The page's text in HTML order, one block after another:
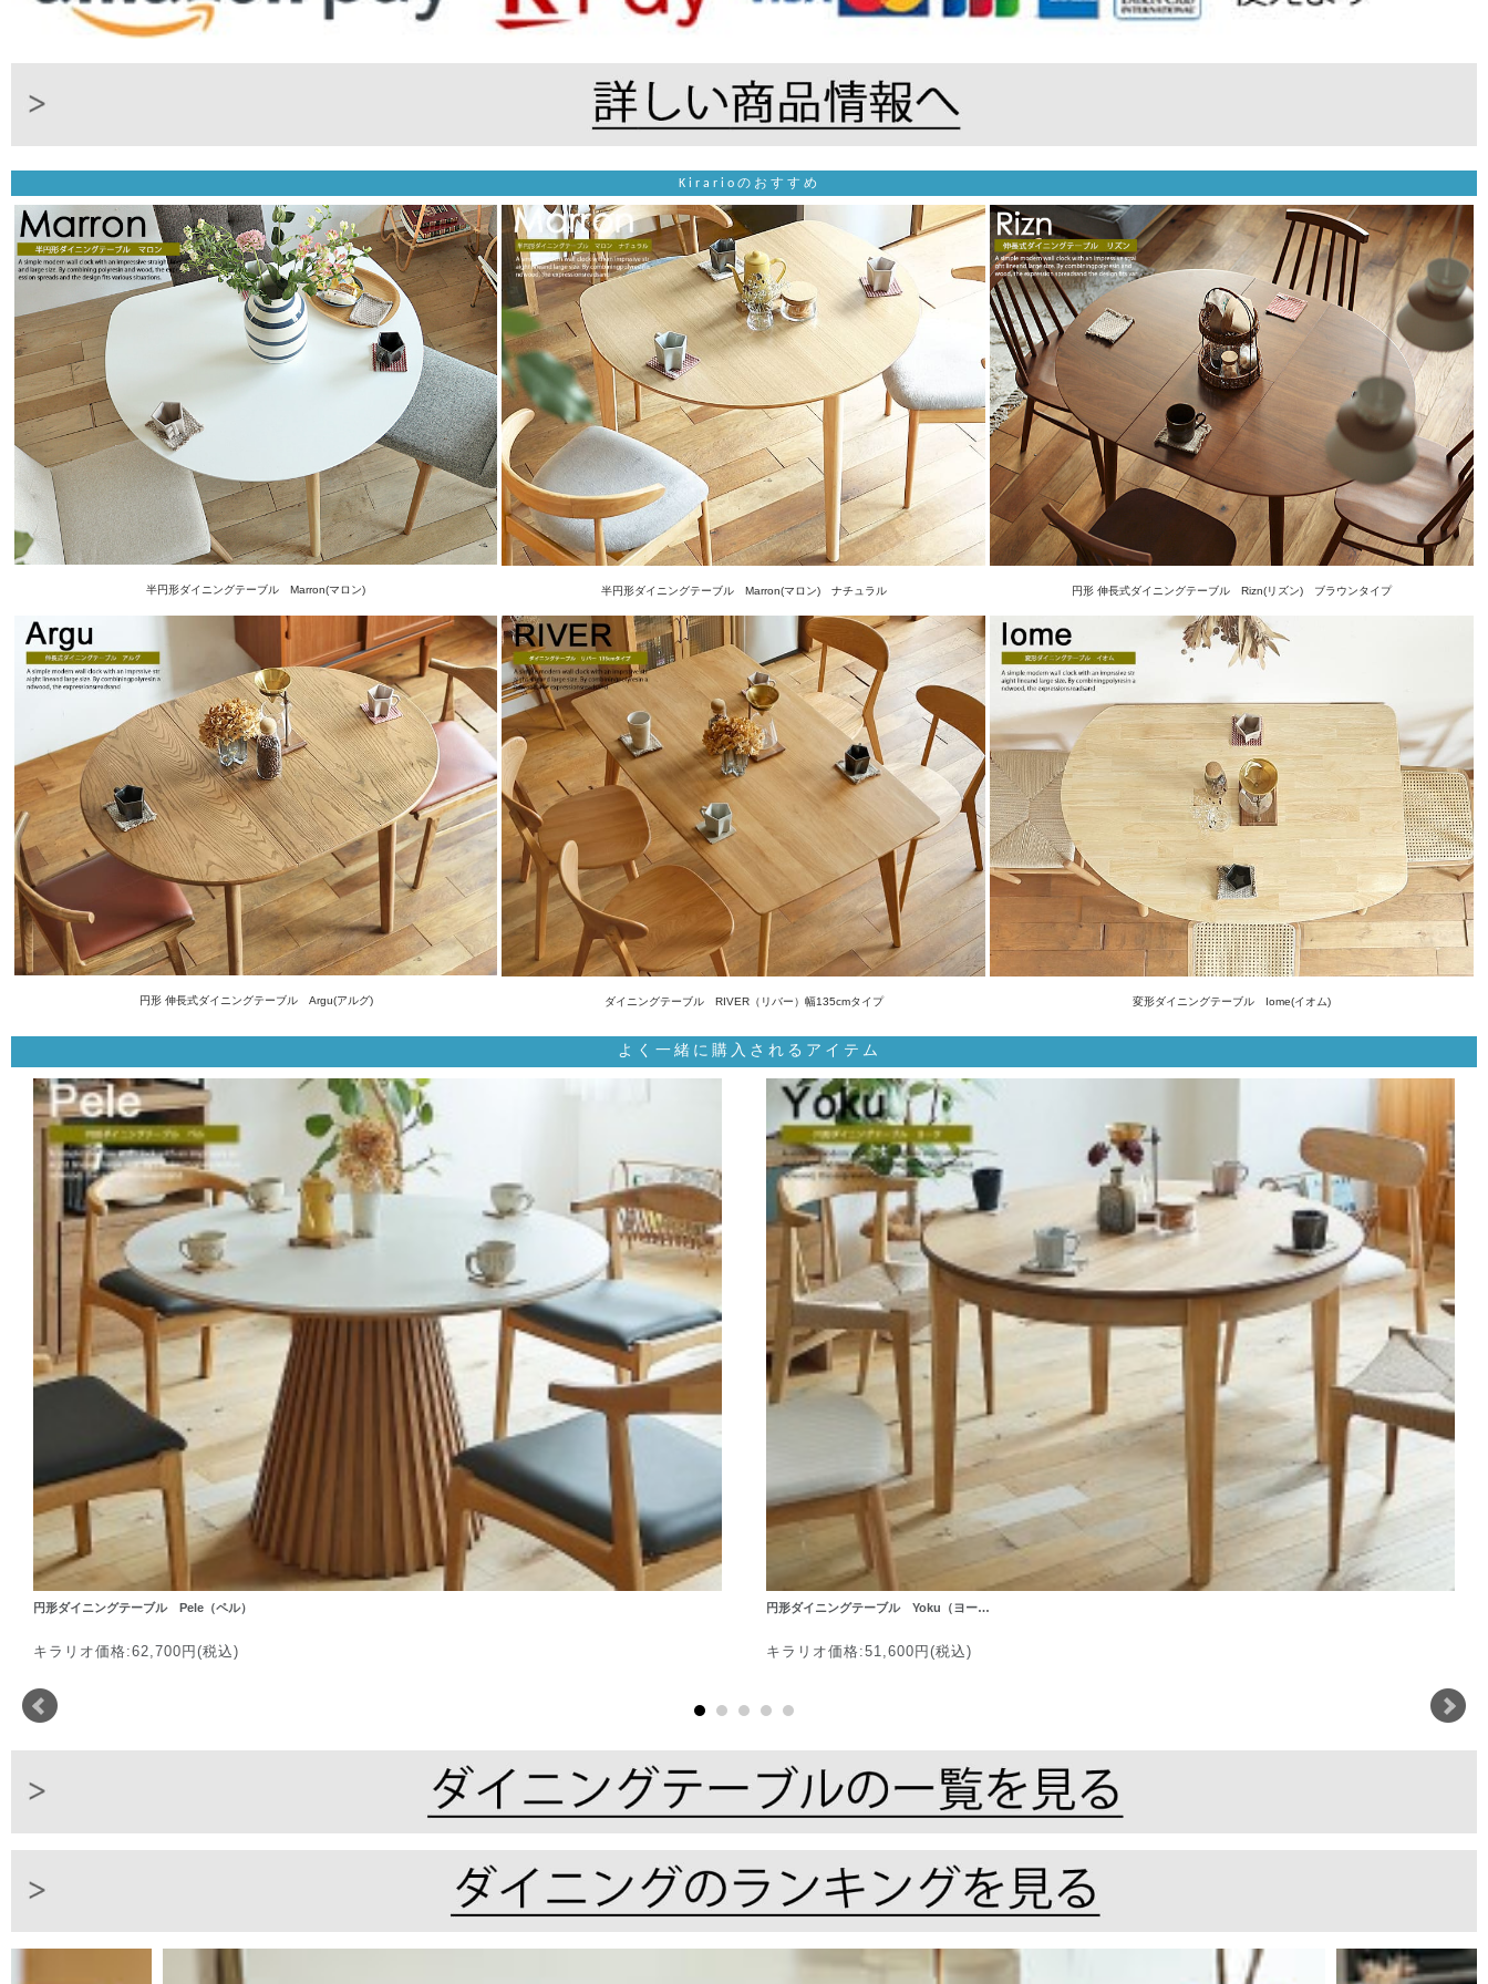
Kirarioのおすすめ
半円形ダイニングテーブル Marron(マロン) 半円形ダイニングテーブル Marron(マロン) ナチュラル 円形 伸長式ダイニングテーブル Rizn(リズン) ブラウンタイプ
円形 伸長式ダイニングテーブル Argu(アルグ) ダイニングテーブル RIVER（リバー）幅135cmタイプ 変形ダイニングテーブル Iome(イオム)
よく一緒に購入されるアイテム
円形ダイニングテーブル Pele（ペル）
キラリオ価格:62,700円(税込)
円形ダイニングテーブル Yoku（ヨー…
キラリオ価格:51,600円(税込)